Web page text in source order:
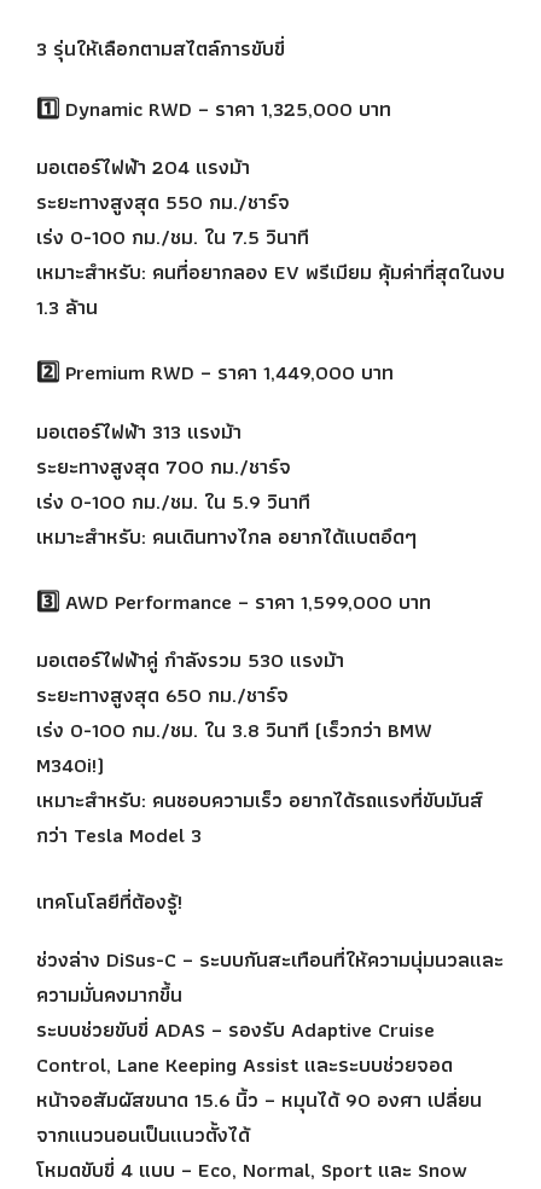
3 รุ่นให้เลือกตามสไตล์การขับขี่
1️⃣ Dynamic RWD – ราคา 1,325,000 บาท
มอเตอร์ไฟฟ้า 204 แรงม้า
ระยะทางสูงสุด 550 กม./ชาร์จ
เร่ง 0-100 กม./ชม. ใน 7.5 วินาที
เหมาะสำหรับ: คนที่อยากลอง EV พรีเมียม คุ้มค่าที่สุดในงบ
1.3 ล้าน
2️⃣ Premium RWD – ราคา 1,449,000 บาท
มอเตอร์ไฟฟ้า 313 แรงม้า
ระยะทางสูงสุด 700 กม./ชาร์จ
เร่ง 0-100 กม./ชม. ใน 5.9 วินาที
เหมาะสำหรับ: คนเดินทางไกล อยากได้แบตอึดๆ
3️⃣ AWD Performance – ราคา 1,599,000 บาท
มอเตอร์ไฟฟ้าคู่ กำลังรวม 530 แรงม้า
ระยะทางสูงสุด 650 กม./ชาร์จ
เร่ง 0-100 กม./ชม. ใน 3.8 วินาที (เร็วกว่า BMW
M340i!)
เหมาะสำหรับ: คนชอบความเร็ว อยากได้รถแรงที่ขับมันส์
กว่า Tesla Model 3
เทคโนโลยีที่ต้องรู้!
ช่วงล่าง DiSus-C – ระบบกันสะเทือนที่ให้ความนุ่มนวลและ
ความมั่นคงมากขึ้น
ระบบช่วยขับขี่ ADAS – รองรับ Adaptive Cruise
Control, Lane Keeping Assist และระบบช่วยจอด
หน้าจอสัมผัสขนาด 15.6 นิ้ว – หมุนได้ 90 องศา เปลี่ยน
จากแนวนอนเป็นแนวตั้งได้
โหมดขับขี่ 4 แบบ – Eco, Normal, Sport และ Snow